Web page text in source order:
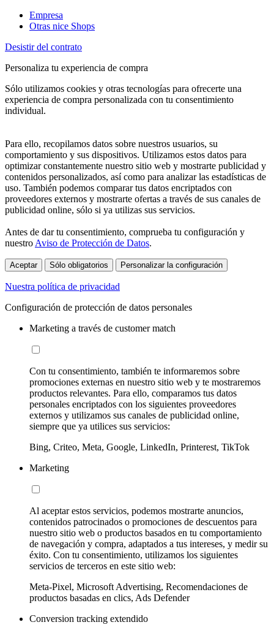
Empresa
Otras nice Shops
Desistir del contrato
Personaliza tu experiencia de compra
Sólo utilizamos cookies y otras tecnologías para ofrecerte una
experiencia de compra personalizada con tu consentimiento
individual.
Para ello, recopilamos datos sobre nuestros usuarios, su
comportamiento y sus dispositivos. Utilizamos estos datos para
optimizar constantemente nuestro sitio web y mostrarte publicidad y
contenidos personalizados, así como para analizar las estadísticas de
uso. También podemos comparar tus datos encriptados con
proveedores externos y mostrarte ofertas a través de sus canales de
publicidad online, sólo si ya utilizas sus servicios.
Antes de dar tu consentimiento, comprueba tu configuración y
nuestro Aviso de Protección de Datos.
Aceptar Sólo obligatorios Personalizar la configuración
Nuestra política de privacidad
Configuración de protección de datos personales
Marketing a través de customer match
Con tu consentimiento, también te informaremos sobre
promociones externas en nuestro sitio web y te mostraremos
productos relevantes. Para ello, comparamos tus datos
personales encriptados con los siguientes proveedores
externos y utilizamos sus canales de publicidad online,
siempre que ya utilices sus servicios:
Bing, Criteo, Meta, Google, LinkedIn, Printerest, TikTok
Marketing
Al aceptar estos servicios, podemos mostrarte anuncios,
contenidos patrocinados o promociones de descuentos para
nuestro sitio web o productos basados en tu comportamiento
de navegación y compra, adaptados a tus intereses, y medir su
éxito. Con tu consentimiento, utilizamos los siguientes
servicios de terceros en este sitio web:
Meta-Pixel, Microsoft Advertising, Recomendaciones de
productos basadas en clics, Ads Defender
Conversion tracking extendido